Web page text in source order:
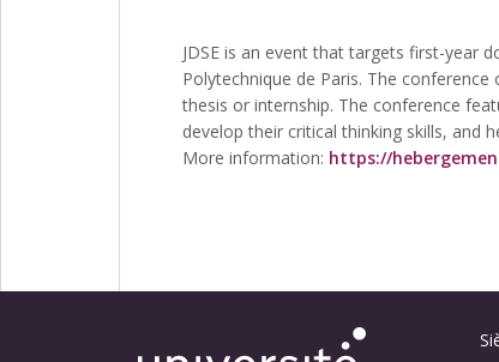
JDSE is an event that targets first-year
Polytechnique de Paris. The
thesis or internship. The conference
develop their critical thinking skills, and
More information: https://